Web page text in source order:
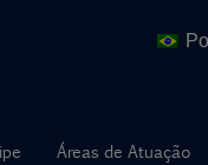
Áreas de Atuação